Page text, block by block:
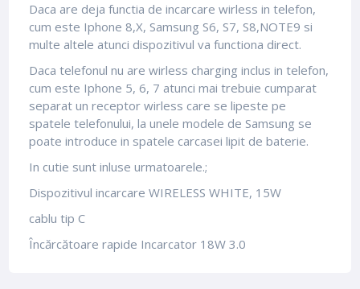
Daca are deja functia de incarcare wirless in telefon,
cum este Iphone 8,X, Samsung S6, S7, S8,NOTE9 si
multe altele atunci dispozitivul va functiona direct.
Daca telefonul nu are wirless charging inclus in telefon,
cum este Iphone 5, 6, 7 atunci mai trebuie cumparat
separat un receptor wirless care se lipeste pe
spatele telefonului, la unele modele de Samsung se
poate introduce in spatele carcasei lipit de baterie.
In cutie sunt inluse urmatoarele.;
Dispozitivul incarcare WIRELESS WHITE, 15W
cablu tip C
Încărcătoare rapide Incarcator 18W 3.0